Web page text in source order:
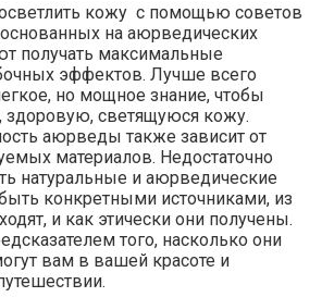
кожу с помощью советов
на аюрведических
получать максимальные
эффектов. Лучше всего
но мощное знание, чтобы
здоровую, светящуюся кожу.
аюрведы также зависит от
материалов. Недостаточно
натуральные и аюрведические
конкретными источниками, из
и как этически они получены.
того, насколько они
вам в вашей красоте и